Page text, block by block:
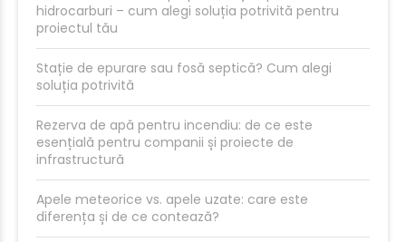
hidrocarburi – cum alegi soluția potrivită pentru
proiectul tău
Stație de epurare sau fosă septică? Cum alegi
soluția potrivită
Rezerva de apă pentru incendiu: de ce este
esențială pentru companii și proiecte de
infrastructură
Apele meteorice vs. apele uzate: care este
diferența și de ce contează?